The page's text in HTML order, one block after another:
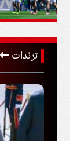
ترندات